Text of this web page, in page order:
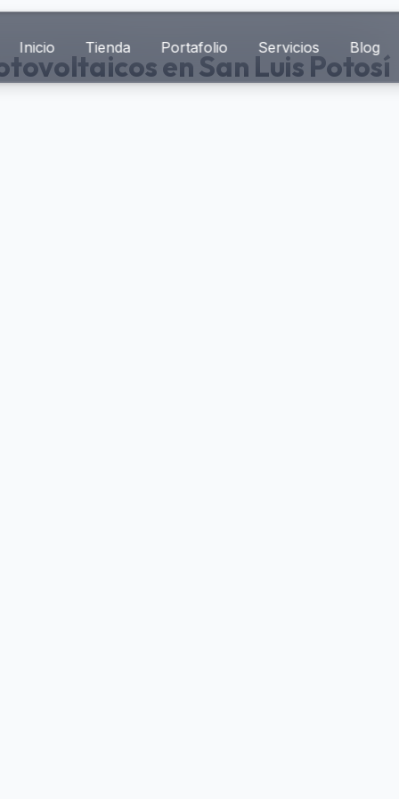
Inicio Tienda Portafolio Servicios Blog
en San Luis Potosí